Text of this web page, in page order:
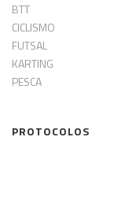
BTT
CICLISMO
FUTSAL
KARTING
PESCA
PROTOCOLOS